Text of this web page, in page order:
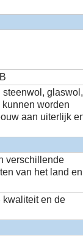
glaswol,
worden
aan uiterlijk
verschillende
van het land en
kwaliteit en de